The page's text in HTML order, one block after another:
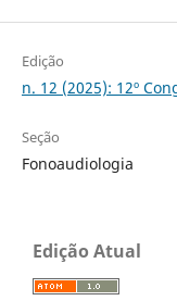
Edição
n. 12 (2025): 12º
Seção
Fonoaudiologia
Edição Atual